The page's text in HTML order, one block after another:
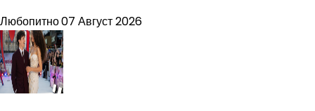
Любопитно07 Август 2026